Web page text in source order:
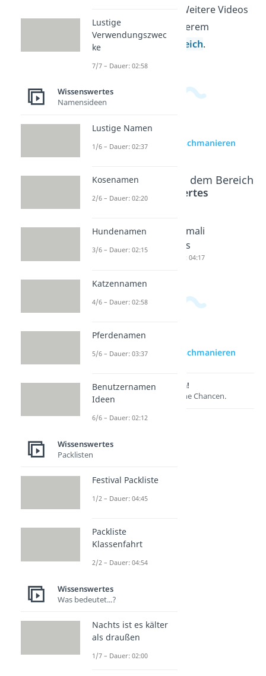
Miteinander prägen. Weitere Videos
dazu findest du in unserem
Allgemeinwissensbereich.
zur Videoseite: Tischmanieren
Beliebte Inhalte aus dem Bereich
Wissenswertes
Knigge Phishing
Minimali
smus
Dauer: 04:17
zur Videoseite: Tischmanieren
Lernen lohnt sich!
Entdecke hier deine Chancen.
Weitere Inhalte:
Wissenswertes
Life Hacks
Dauer: 03:00
Tischmanieren
Knigge
Dauer: 02:40
Phishing
Dauer: 05:05
Lustige
Verwendungszwec
ke
7/7 – Dauer: 02:58
Wissenswertes
Namensideen
Lustige Namen
1/6 – Dauer: 02:37
Kosenamen
2/6 – Dauer: 02:20
Hundenamen
3/6 – Dauer: 02:15
Katzennamen
4/6 – Dauer: 02:58
Pferdenamen
5/6 – Dauer: 03:37
Benutzernamen
Ideen
6/6 – Dauer: 02:12
Wissenswertes
Packlisten
Festival Packliste
1/2 – Dauer: 04:45
Packliste
Klassenfahrt
2/2 – Dauer: 04:54
Wissenswertes
Was bedeutet...?
Nachts ist es kälter
als draußen
1/7 – Dauer: 02:00